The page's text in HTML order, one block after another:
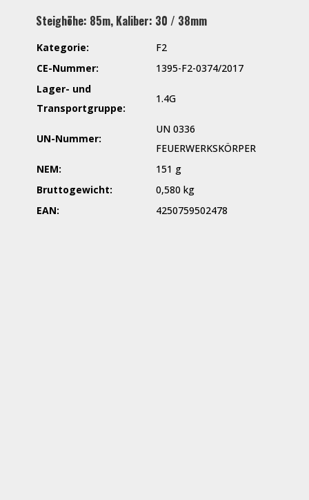
Steighöhe: 85m, Kaliber: 30 / 38mm
Kategorie:
F2
CE-Nummer:
1395-F2-0374/2017
Lager- und
Transportgruppe:
1.4G
UN-Nummer:
UN 0336
FEUERWERKSKÖRPER
NEM:
151 g
Bruttogewicht:
0,580 kg
EAN:
4250759502478